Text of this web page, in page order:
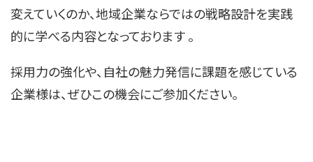
変えていくのか、地域企業ならではの戦略設計を実践
的に学べる内容となっております 。
採用力の強化や、自社の魅力発信に課題を感じている
企業様は、ぜひこの機会にご参加ください。